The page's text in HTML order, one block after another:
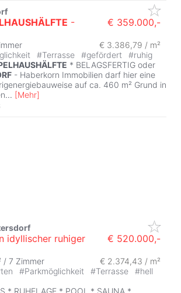
-
€ 359.000,-
€ 3.386,79 / m²
#Terrasse #gefördert #ruhig
* BELAGSFERTIG oder
- Haberkorn Immobilien darf hier eine
auf ca. 460 m² Grund in
... [Mehr]
idyllischer ruhiger
€ 520.000,-
/ 7 Zimmer
€ 2.374,43 / m²
#Parkmöglichkeit #Terrasse #hell
* RUHELAGE * POOL * SAUNA *